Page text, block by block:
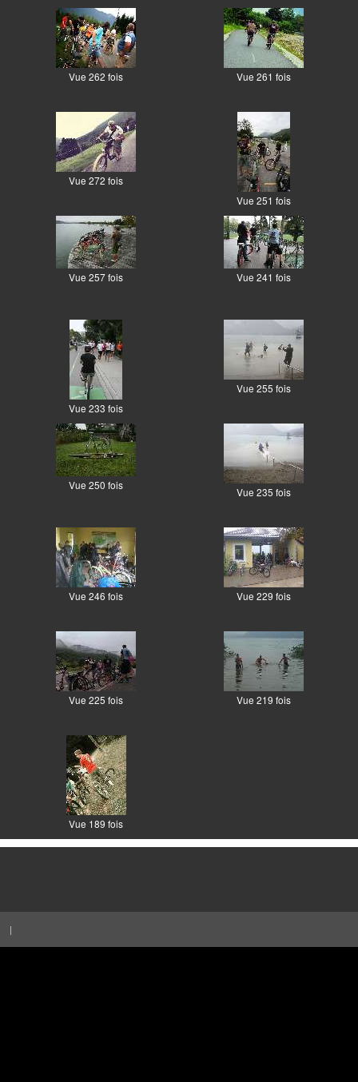
Vue 262 fois Vue 261 fois
Vue 272 fois
Vue 251 fois
Vue 257 fois Vue 241 fois
Vue 233 fois
Vue 255 fois
Vue 250 fois
Vue 235 fois
Vue 246 fois Vue 229 fois
Vue 225 fois Vue 219 fois
Vue 189 fois
|